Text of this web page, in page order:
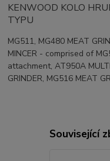
KENWOOD KOLO
TYPU
MG511, MG480 MEAT
MINCER - comprised of
attachment, AT950A
GRINDER, MG516 MEAT
Související